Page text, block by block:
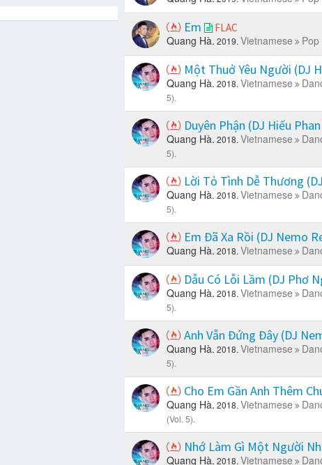
Em FLAC
Quang Hà. 2019. Vietnamese
Một Thuở Yêu Người (DJ
Quang Hà. 2018. Vietnamese
5).
Duyên Phận (DJ Hiếu
Quang Hà. 2018. Vietnamese
5).
Lời Tỏ Tình Dễ Thương
Quang Hà. 2018. Vietnamese
5).
Em Đã Xa Rồi (DJ Nemo
Quang Hà. 2018. Vietnamese
Dẫu Có Lỗi Lầm (DJ Phơ
Quang Hà. 2018. Vietnamese
5).
Anh Vẫn Đứng Đây (DJ
Quang Hà. 2018. Vietnamese
5).
Cho Em Gần Anh Thêm
Quang Hà. 2018. Vietnamese
(Vol. 5).
Nhớ Làm Gì Một Người
Quang Hà. 2018. Vietnamese